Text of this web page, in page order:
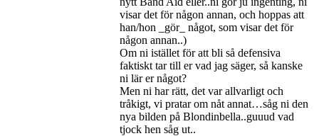
visar det för någon annan, och hoppas att
han/hon _gör_ något, som visar det för
någon annan..)
Om ni istället för att bli så defensiva
faktiskt tar till er vad jag säger, så kanske
ni lär er något?
Men ni har rätt, det var allvarligt och
tråkigt, vi pratar om nåt annat…såg ni den
nya bilden på Blondinbella..guuud vad
tjock hen såg ut..